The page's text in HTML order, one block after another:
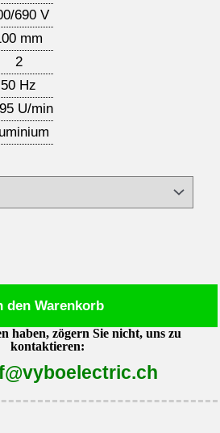
690 V
mm
2
50 Hz
U/min
den Warenkorb
haben, zögern Sie nicht, uns zu
kontaktieren: